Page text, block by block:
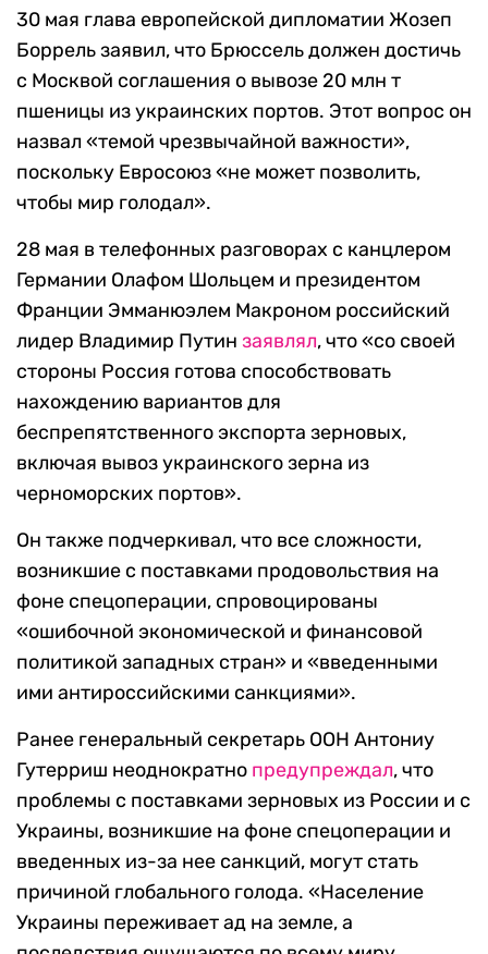
30 мая глава европейской дипломатии Жозеп
Боррель заявил, что Брюссель должен достичь
с Москвой соглашения о вывозе 20 млн т
пшеницы из украинских портов. Этот вопрос он
назвал «темой чрезвычайной важности»,
поскольку Евросоюз «не может позволить,
чтобы мир голодал».
28 мая в телефонных разговорах с канцлером
Германии Олафом Шольцем и президентом
Франции Эмманюэлем Макроном российский
лидер Владимир Путин заявлял, что «со своей
стороны Россия готова способствовать
нахождению вариантов для
беспрепятственного экспорта зерновых,
включая вывоз украинского зерна из
черноморских портов».
Он также подчеркивал, что все сложности,
возникшие с поставками продовольствия на
фоне спецоперации, спровоцированы
«ошибочной экономической и финансовой
политикой западных стран» и «введенными
ими антироссийскими санкциями».
Ранее генеральный секретарь ООН Антониу
Гутерриш неоднократно предупреждал, что
проблемы с поставками зерновых из России и с
Украины, возникшие на фоне спецоперации и
введенных из-за нее санкций, могут стать
причиной глобального голода. «Население
Украины переживает ад на земле, а